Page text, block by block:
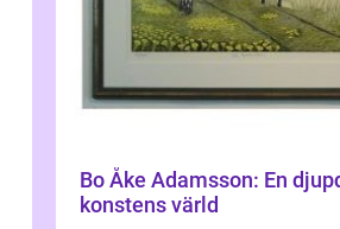
Bo Åke Adamsson: En
konstens värld